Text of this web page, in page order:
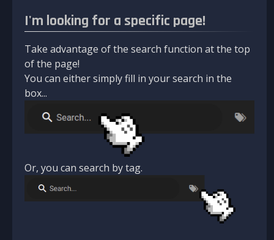
I'm looking for a specific page!
Take advantage of the search function at the top
of the page!
You can either simply fill in your search in the
box...
Or, you can search by tag.